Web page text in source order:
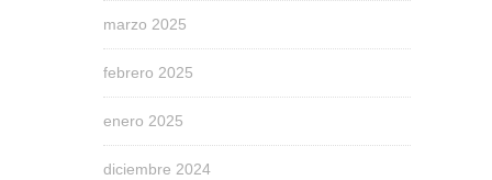
marzo 2025
febrero 2025
enero 2025
diciembre 2024